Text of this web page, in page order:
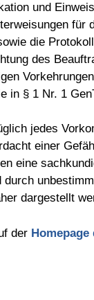
und
die
des
in § 1 Nr. 1
jedes
einer
eine
durch
dargestellt
der Homepage